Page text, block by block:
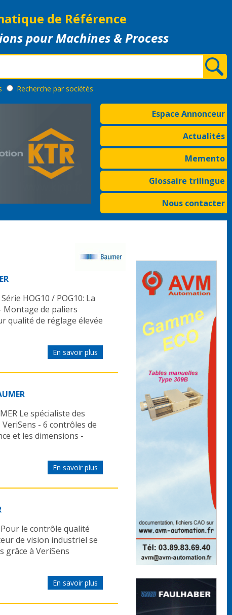
de Référence
pour Machines & Process
Recherche par sociétés
Espace Annonceur
Actualités
Memento
Glossaire trilingue
Nous contacter
HOG10 / POG10: La
de paliers
qualité de réglage élevée
En savoir plus
Le spécialiste des
- 6 contrôles de
et les dimensions -
En savoir plus
le contrôle qualité
de vision industriel se
grâce à VeriSens
En savoir plus